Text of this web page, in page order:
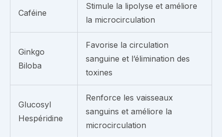
Caféine
Stimule la lipolyse et améliore
la microcirculation
Ginkgo
Biloba
Favorise la circulation
sanguine et l’élimination des
toxines
Glucosyl
Hespéridine
Renforce les vaisseaux
sanguins et améliore la
microcirculation